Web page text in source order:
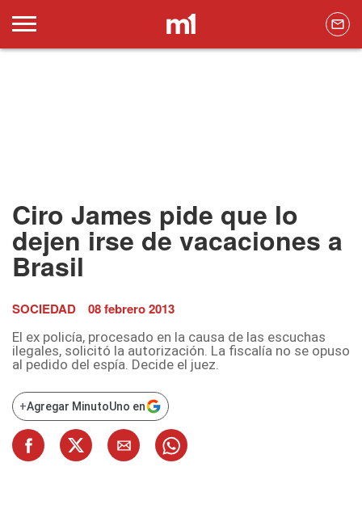
Ciro James pide que lo
dejen irse de vacaciones a
Brasil
SOCIEDAD 08 febrero 2013
El ex policía, procesado en la causa de las escuchas
ilegales, solicitó la autorización. La fiscalía no se opuso
al pedido del espía. Decide el juez.
+Agregar MinutoUno en